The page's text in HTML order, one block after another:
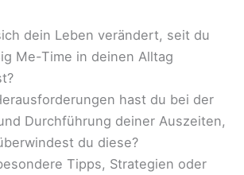
dein Leben verändert, seit du
Me-Time in deinen Alltag
hast du bei der
Durchführung deiner Auszeiten,
du diese?
Tipps, Strategien oder